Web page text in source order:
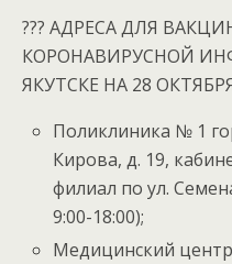
??? АДРЕСА ДЛЯ
КОРОНАВИРУСНОЙ
ЯКУТСКЕ НА 28
Поликлиника № 1
Кирова, д. 19,
филиал по ул.
9:00-18:00);
Медицинский центр